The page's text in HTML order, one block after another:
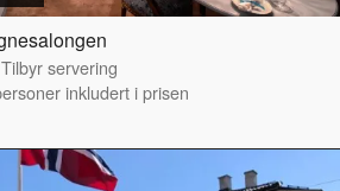
Tilbyr servering
inkludert i prisen